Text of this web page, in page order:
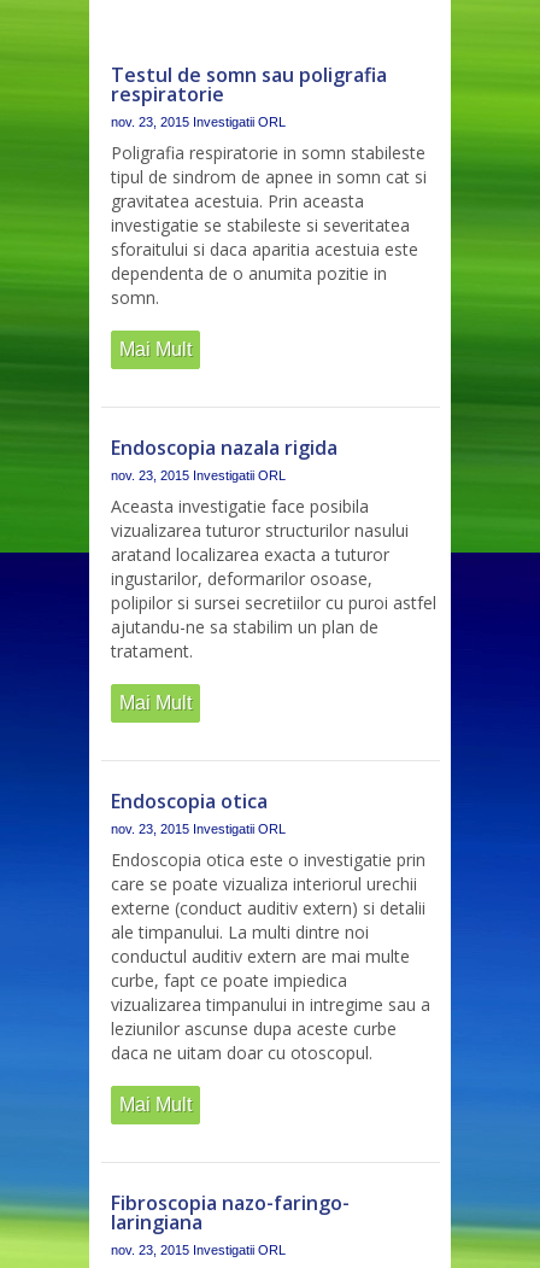
Testul de somn sau poligrafia
respiratorie
nov. 23, 2015 Investigatii ORL
Poligrafia respiratorie in somn stabileste
tipul de sindrom de apnee in somn cat si
gravitatea acestuia. Prin aceasta
investigatie se stabileste si severitatea
sforaitului si daca aparitia acestuia este
dependenta de o anumita pozitie in
somn.
Mai Mult
Endoscopia nazala rigida
nov. 23, 2015 Investigatii ORL
Aceasta investigatie face posibila
vizualizarea tuturor structurilor nasului
aratand localizarea exacta a tuturor
ingustarilor, deformarilor osoase,
polipilor si sursei secretiilor cu puroi astfel
ajutandu-ne sa stabilim un plan de
tratament.
Mai Mult
Endoscopia otica
nov. 23, 2015 Investigatii ORL
Endoscopia otica este o investigatie prin
care se poate vizualiza interiorul urechii
externe (conduct auditiv extern) si detalii
ale timpanului. La multi dintre noi
conductul auditiv extern are mai multe
curbe, fapt ce poate impiedica
vizualizarea timpanului in intregime sau a
leziunilor ascunse dupa aceste curbe
daca ne uitam doar cu otoscopul.
Mai Mult
Fibroscopia nazo-faringo-
laringiana
nov. 23, 2015 Investigatii ORL